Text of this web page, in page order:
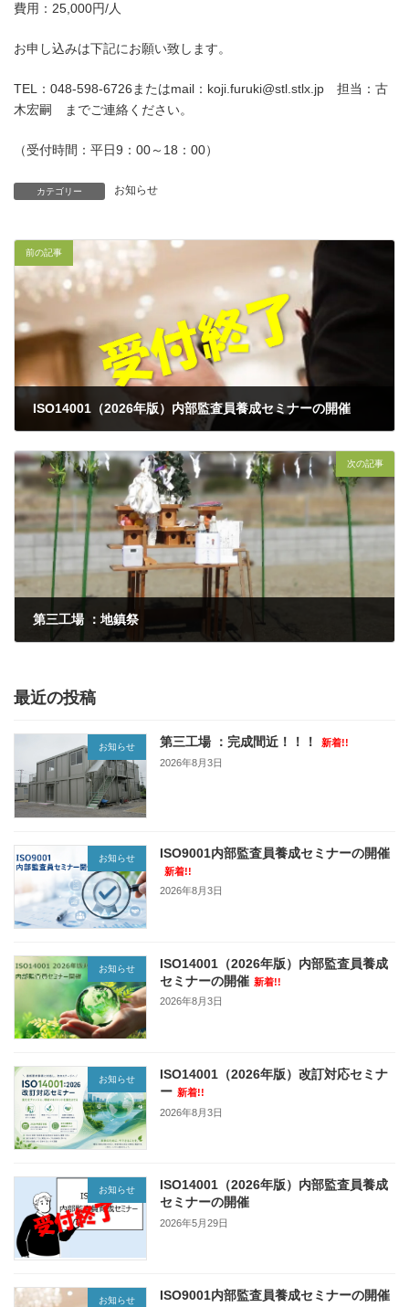
費用：25,000円/人
お申し込みは下記にお願い致します。
TEL：048-598-6726またはmail：koji.furuki@stl.stlx.jp 担当：古
木宏嗣 までご連絡ください。
（受付時間：平日9：00～18：00）
カテゴリー お知らせ
前の記事
ISO14001（2026年版）内部監査員養成セミナーの開催
次の記事
第三工場 ：地鎮祭
最近の投稿
お知らせ 第三工場 ：完成間近！！！
新着!!
2026年8月3日
お知らせ ISO9001内部監査員養成セミナーの開催
新着!!
2026年8月3日
お知らせ
ISO14001（2026年版）内部監査員養成
セミナーの開催 新着!!
2026年8月3日
お知らせ
ISO14001（2026年版）改訂対応セミナ
ー 新着!!
2026年8月3日
お知らせ
ISO14001（2026年版）内部監査員養成
セミナーの開催
2026年5月29日
お知らせ ISO9001内部監査員養成セミナーの開催